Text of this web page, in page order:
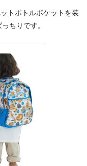
トボトルポケットを装
ちりです。